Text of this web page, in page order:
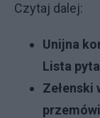
Czytaj dalej:
Unijna
Lista
Zełenski